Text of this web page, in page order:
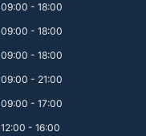
09:00 - 18:00
09:00 - 18:00
09:00 - 18:00
09:00 - 21:00
09:00 - 17:00
12:00 - 16:00